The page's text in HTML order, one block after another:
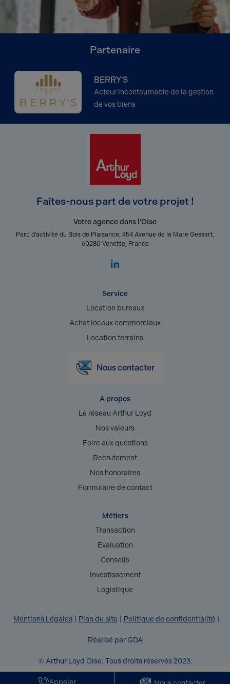
Appeler
Partenaire
BERRY'S
Acteur incontournable de la gestion
de vos biens
Faîtes-nous part de votre projet !
Votre agence dans l'Oise
Parc d’activité du Bois de Plaisance, 454 Avenue de la Mare Gessart,
60280 Venette, France
Service
Location bureaux
Achat locaux commerciaux
Location terrains
Nous contacter
A propos
Le réseau Arthur Loyd
Nos valeurs
Foire aux questions
Recrutement
Nos honoraires
Formulaire de contact
Métiers
Transaction
Évaluation
Conseils
Investissement
Logistique
Mentions Légales Plan du site Politique de confidentialité
© Arthur Loyd Oise. Tous droits réservés 2023.
Réalisé par GDA